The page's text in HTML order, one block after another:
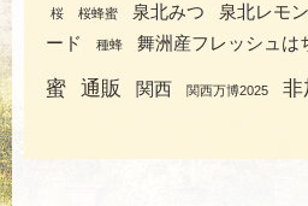
桜 桜蜂蜜 泉北みつ 泉北レモン
ード
種蜂 舞洲産フレッシュは
蜜 通販 関西 関西万博2025 非